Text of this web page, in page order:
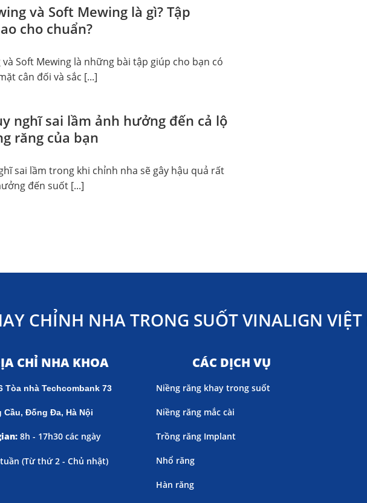
và Soft Mewing là gì? Tập
cho chuẩn?
Soft Mewing là những bài tập giúp cho bạn có
cân đối và sắc [...]
nghĩ sai lầm ảnh hưởng đến cả lộ
răng của bạn
sai lầm trong khi chỉnh nha sẽ gây hậu quả rất
đến suốt [...]
CHỈNH NHA TRONG SUỐT VINALIGN
CHỈ NHA KHOA
Tòa nhà Techcombank 73
Cầu, Đống Đa, Hà Nội
8h - 17h30 các ngày
(Từ thứ 2 - Chủ nhật)
CÁC DỊCH VỤ
Niềng răng khay trong suốt
Niềng răng mắc cài
Trồng răng Implant
Nhổ răng
Hàn răng